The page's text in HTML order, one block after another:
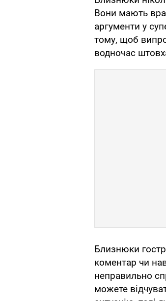
Вони мають
аргументи у
тому, щоб
водночас
Близнюки
коментар чи
неправильно
можете